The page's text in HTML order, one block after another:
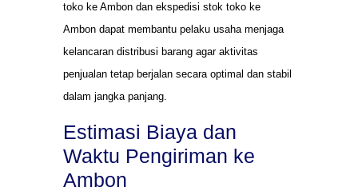
toko ke Ambon dan ekspedisi stok toko ke
Ambon dapat membantu pelaku usaha menjaga
kelancaran distribusi barang agar aktivitas
penjualan tetap berjalan secara optimal dan stabil
dalam jangka panjang.
Estimasi Biaya dan
Waktu Pengiriman ke
Ambon